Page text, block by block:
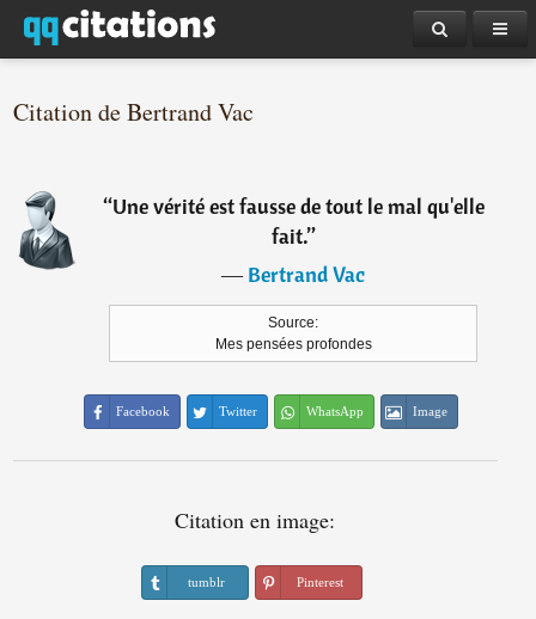
Citation de Bertrand Vac
“Une vérité est fausse de tout le mal qu'elle
fait.”
―Bertrand Vac
Source:
Mes pensées profondes
Facebook Twitter WhatsApp Image
Citation en image:
tumblr Pinterest